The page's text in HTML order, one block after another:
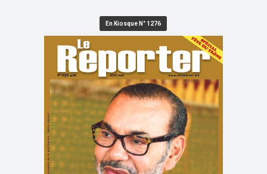
En Kiosque N° 1276